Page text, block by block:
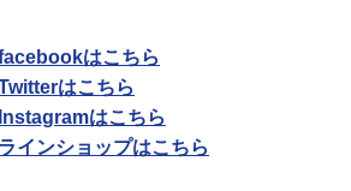
はこちら
はこちら
はこちら
インショップはこちら